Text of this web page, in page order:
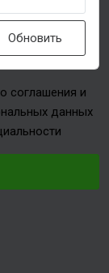
Обновить
соглашения и
данных